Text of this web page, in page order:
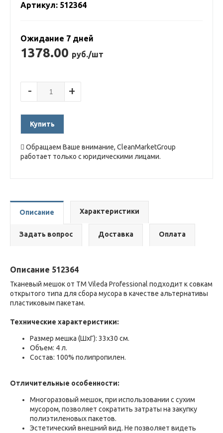
Артикул: 512364
Ожидание 7 дней
1378.00 руб./шт
- +
Купить
Обращаем Ваше внимание, CleanMarketGroup
работает только с юридическими лицами.
Описание Характеристики
Задать вопрос Доставка Оплата
Описание 512364
Тканевый мешок от ТМ Vileda Professional подходит к совкам
открытого типа для сбора мусора в качестве альтернативы
пластиковым пакетам.
Технические характеристики:
Размер мешка (ШxГ): 33x30 см.
Объем: 4 л.
Состав: 100% полипропилен.
Отличительные особенности:
Многоразовый мешок, при использовании с сухим
мусором, позволяет сократить затраты на закупку
полиэтиленовых пакетов.
Эстетический внешний вид. Не позволяет видеть